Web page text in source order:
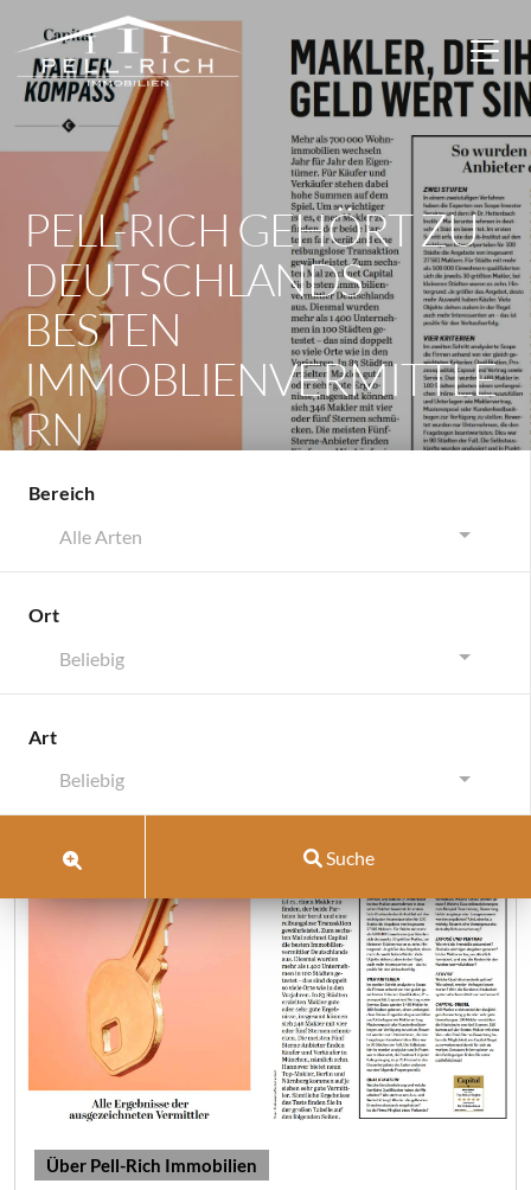
PELL-RICH GEHÖRT ZU
DEUTSCHLANDS
BESTEN
IMMOBLIENVERMITTLE
RN
Bereich
Alle Arten
Ort
Beliebig
Art
Beliebig
Suche
Schlagwort:TOP Makler
Über Pell-Rich Immobilien